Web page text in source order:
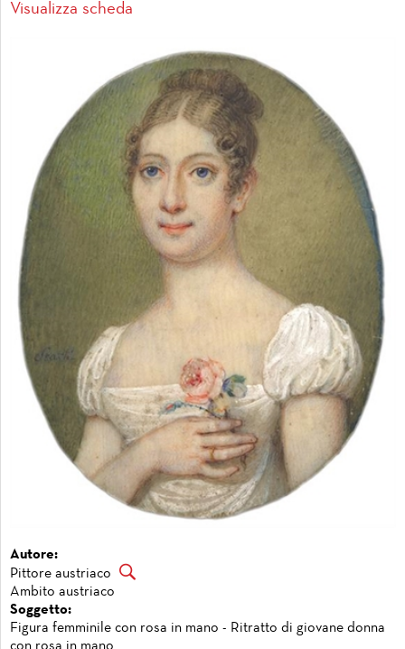
Visualizza scheda
Autore:
Pittore austriaco
Ambito austriaco
Soggetto:
Figura femminile con rosa in mano - Ritratto di giovane donna